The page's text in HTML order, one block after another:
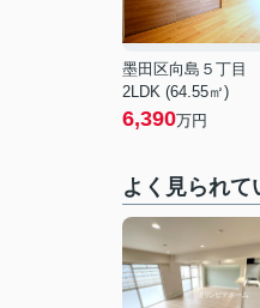
墨田区向島５丁目
2LDK (64.55㎡)
6,390万円
よく見られて